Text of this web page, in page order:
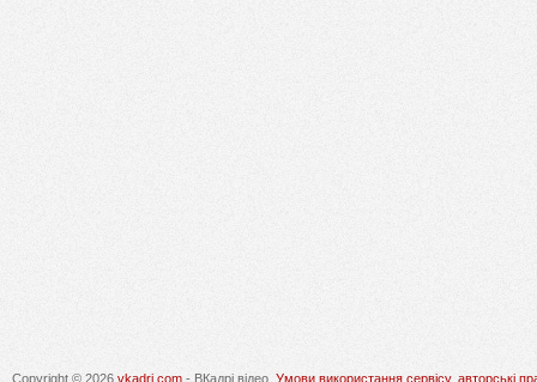
Copyright © 2026 vkadri.com - ВКадрі відео. Умови використання сервісу, авторські